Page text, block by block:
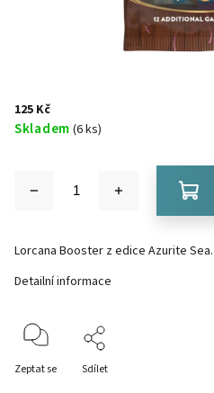
125 Kč
Skladem (6 ks)
Lorcana Booster z edice Azurite Sea.
Detailní informace
Zeptat se Sdílet